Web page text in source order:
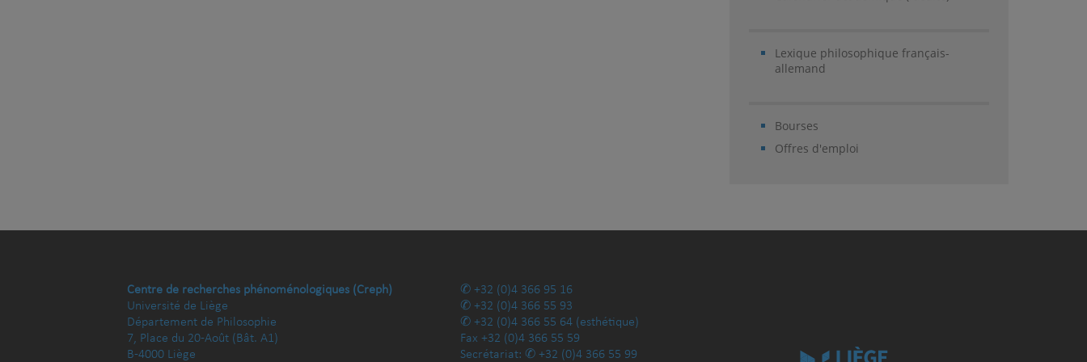
Lexique philosophique français-
allemand
Bourses
Offres d'emploi
Centre de recherches phénoménologiques (Creph)
Université de Liège
Département de Philosophie
7, Place du 20-Août (Bât. A1)
B-4000 Liège
+32 (0)4 366 95 16
+32 (0)4 366 55 93
+32 (0)4 366 55 64 (esthétique)
Fax +32 (0)4 366 55 59
Secrétariat:
+32 (0)4 366 55 99